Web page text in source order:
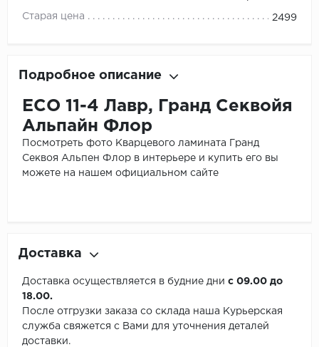
Старая цена 2499
Подробное описание
ЕСО 11-4 Лавр, Гранд Секвойя
Альпайн Флор
Посмотреть фото Кварцевого ламината Гранд
Секвоя Альпен Флор в интерьере и купить его вы
можете на нашем официальном сайте
Доставка
Доставка осуществляется в будние дни с 09.00 до
18.00.
После отгрузки заказа со склада наша Курьерская
служба свяжется с Вами для уточнения деталей
доставки.